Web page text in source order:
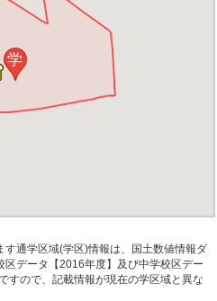
学
通学区域(学区)情報は、国土数値情報ダ
データ【2016年度】及び中学校区デー
すので、記載情報が現在の学区域と異な